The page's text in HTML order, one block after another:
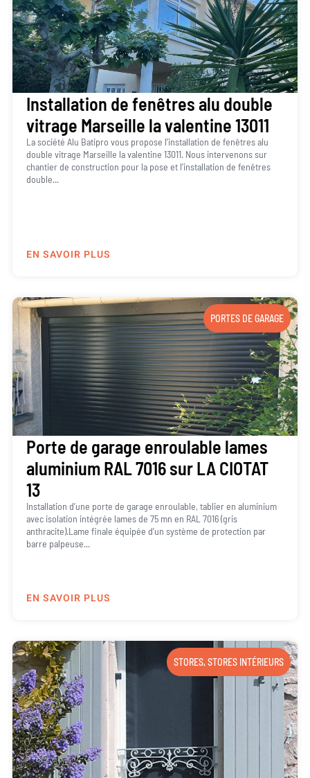
Installation de fenêtres alu double
vitrage Marseille la valentine 13011
La société Alu Batipro vous propose l’installation de fenêtres alu
double vitrage Marseille la valentine 13011. Nous intervenons sur
chantier de construction pour la pose et l’installation de fenêtres
double...
EN SAVOIR PLUS
PORTES DE GARAGE
Porte de garage enroulable lames
aluminium RAL 7016 sur LA CIOTAT
13
Installation d’une porte de garage enroulable, tablier en aluminium
avec isolation intégrée lames de 75 mn en RAL 7016 (gris
anthracite).Lame finale équipée d’un système de protection par
barre palpeuse...
EN SAVOIR PLUS
STORES,STORES INTÉRIEURS